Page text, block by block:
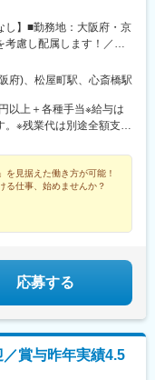
担っていただくポジショ
募集ではありません。
重要施設の警備です。 責
よりも高い水準が求めら
な意味を持ちます。
す。 全国どこからでも
を活かせる仕事が少な
地を変えてもよい」 とい
：
環境で働きたい」 という
し】■勤務地：大阪府・京
考慮し配属します！／面
、配属先を決定しま
夜勤中心」などの希望も
府)、松屋町駅、心斎橋駅
以上＋各種手当※給与は
。※残業代は別途全額支給
に対応しています（規
を見据えた働き方が可能！
る仕事、始めませんか？
応募する
賞与昨年実績4.5